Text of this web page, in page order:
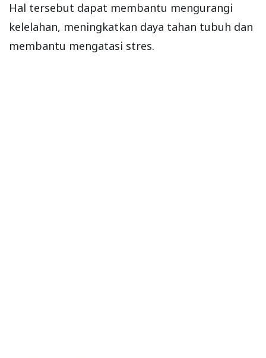
Hal tersebut dapat membantu mengurangi
kelelahan, meningkatkan daya tahan tubuh dan
membantu mengatasi stres.